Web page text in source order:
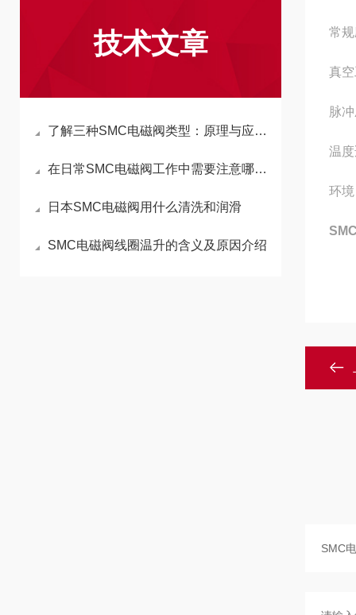
技术文章
了解三种SMC电磁阀类型：原理与应用解析
在日常SMC电磁阀工作中需要注意哪几点
日本SMC电磁阀用什么清洗和润滑
SMC电磁阀线圈温升的含义及原因介绍
常
真
脉
温
环